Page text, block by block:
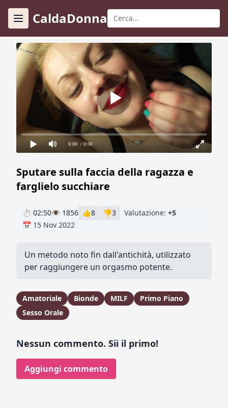
CaldaDonna
0:00 / 0:00
Sputare sulla faccia della ragazza e
farglielo succhiare
⏱ 02:50👁 1856 👍8 👎3 Valutazione: +5
📅 15 Nov 2022
Un metodo noto fin dall'antichità, utilizzato
per raggiungere un orgasmo potente.
Amatoriale Bionde MILF
Primo Piano
Sesso Orale
Nessun commento. Sii il primo!
Aggiungi commento